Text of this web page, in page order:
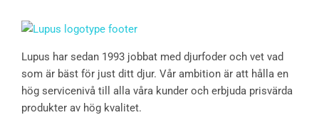
Lupus har sedan 1993 jobbat med djurfoder och vet vad
som är bäst för just ditt djur. Vår ambition är att hålla en
hög servicenivå till alla våra kunder och erbjuda prisvärda
produkter av hög kvalitet.